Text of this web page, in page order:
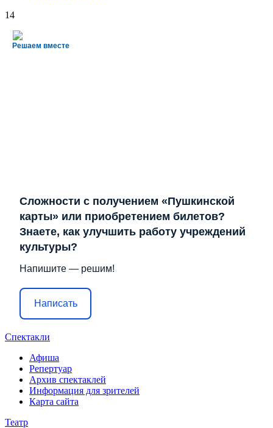
14
Решаем вместе
Сложности с получением «Пушкинской
карты» или приобретением билетов?
Знаете, как улучшить работу учреждений
культуры?
Напишите — решим!
Написать
Спектакли
Афиша
Репертуар
Архив спектаклей
Информация для зрителей
Карта сайта
Театр